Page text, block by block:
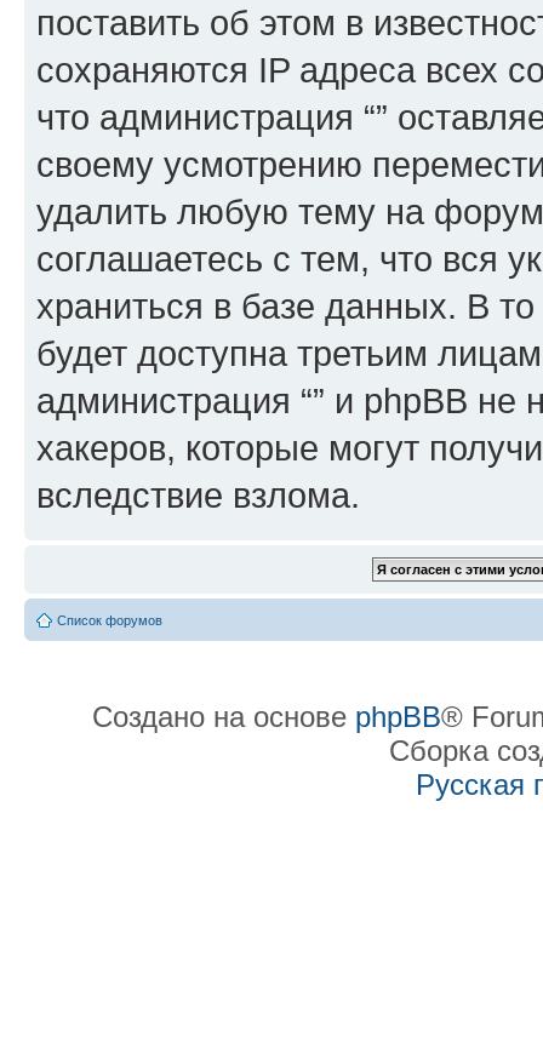
поставить об этом в
сохраняются IP адреса всех
что администрация “”
своему усмотрению
удалить любую тему на
соглашаетесь с тем, что вся
храниться в базе данных. В
будет доступна третьим
администрация “” и phpBB не
хакеров, которые могут
вследствие взлома.
Список форумов
Создано на основе phpBB®
Сборка
Русская